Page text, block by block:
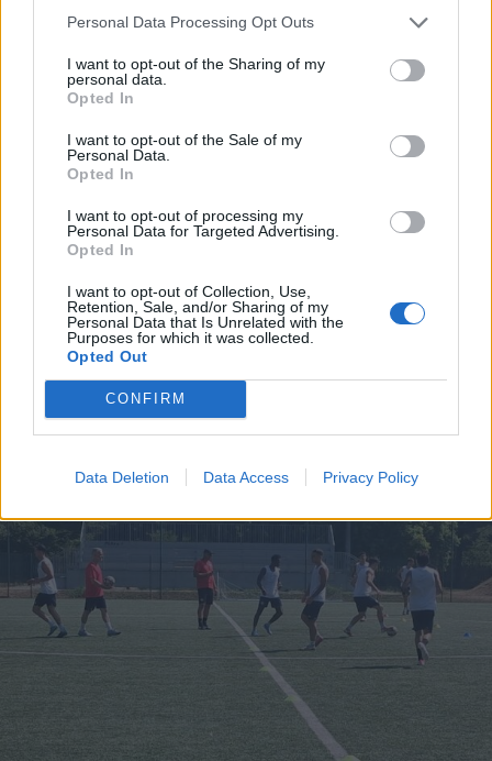
Personal Data Processing Opt Outs
I want to opt-out of the Sharing of my
personal data.
Opted In
I want to opt-out of the Sale of my
Personal Data.
Opted In
I want to opt-out of processing my
Personal Data for Targeted Advertising.
Opted In
I want to opt-out of Collection, Use,
Retention, Sale, and/or Sharing of my
Personal Data that Is Unrelated with the
Purposes for which it was collected.
Opted Out
CONFIRM
Data Deletion Data Access Privacy Policy
RELIGIONE
Legnano accoglie le reliquie di
Santa Teresa di Lisieux: due giorni
di preghiera al monastero